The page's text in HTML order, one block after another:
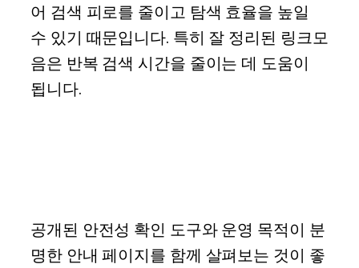
어 검색 피로를 줄이고 탐색 효율을 높일
수 있기 때문입니다. 특히 잘 정리된 링크모
음은 반복 검색 시간을 줄이는 데 도움이
됩니다.
공개된 안전성 확인 도구와 운영 목적이 분
명한 안내 페이지를 함께 살펴보는 것이 좋